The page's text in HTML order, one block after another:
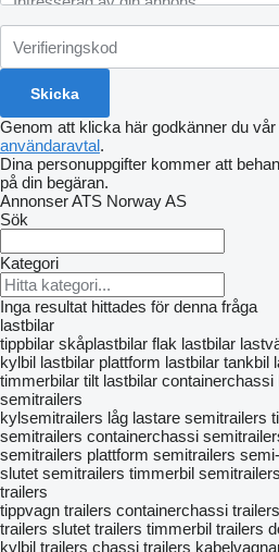
Genom att klicka här godkänner du vår
användaravtal.
Dina personuppgifter kommer att
på din begäran.
Annonser ATS Norway AS
Sök
Kategori
Inga resultat hittades för denna fråga
lastbilar
tippbilar skåplastbilar flak lastbilar
kylbil lastbilar plattform lastbilar tankbil
timmerbilar tilt lastbilar containerchassi
semitrailers
kylsemitrailers låg lastare semitrailers
semitrailers containerchassi
semitrailers plattform semitrailers
slutet semitrailers timmerbil semitrailers
trailers
tippvagn trailers containerchassi trailers
trailers slutet trailers timmerbil trailers
kylbil trailers chassi trailers